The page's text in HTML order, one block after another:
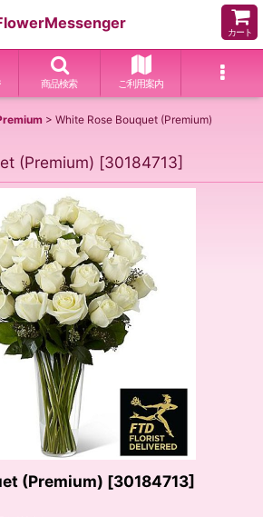
カート
商品検索 ご利用案内
> White Rose Bouquet (Premium)
(Premium) [30184713]
(Premium) [30184713]